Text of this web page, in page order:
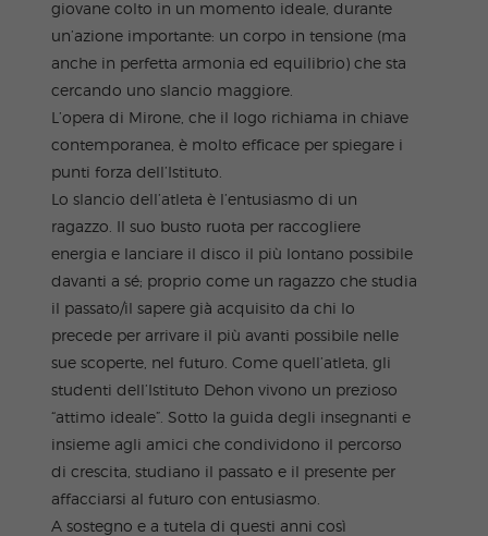
giovane colto in un momento ideale, durante
un’azione importante: un corpo in tensione (ma
anche in perfetta armonia ed equilibrio) che sta
cercando uno slancio maggiore.
L’opera di Mirone, che il logo richiama in chiave
contemporanea, è molto efficace per spiegare i
punti forza dell’Istituto.
Lo slancio dell’atleta è l’entusiasmo di un
ragazzo. Il suo busto ruota per raccogliere
energia e lanciare il disco il più lontano possibile
davanti a sé; proprio come un ragazzo che studia
il passato/il sapere già acquisito da chi lo
precede per arrivare il più avanti possibile nelle
sue scoperte, nel futuro. Come quell’atleta, gli
studenti dell’Istituto Dehon vivono un prezioso
“attimo ideale”. Sotto la guida degli insegnanti e
insieme agli amici che condividono il percorso
di crescita, studiano il passato e il presente per
affacciarsi al futuro con entusiasmo.
A sostegno e a tutela di questi anni così